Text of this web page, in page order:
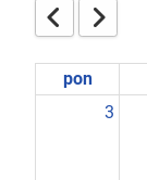
pon
3